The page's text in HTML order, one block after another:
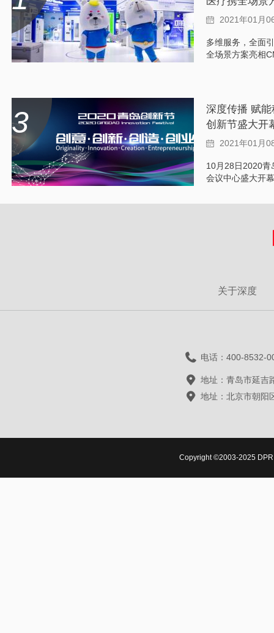
2021年01月
多维服务，全面引爆 海尔生物
3
深度传播 赋
创新节盛大开
2021年01月
10月28日2020青
会议中心盛大开
中...
关于深度
电话：400-8532-
地址：青岛市延吉
地址：北京市朝阳
Copyright ©2003-2025